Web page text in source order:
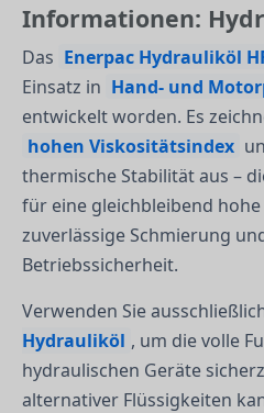
Informationen:
Das Enerpac Hydrauliköl
Einsatz in Hand- und
entwickelt worden. Es
hohen Viskositätsindex
thermische Stabilität aus –
für eine gleichbleibend
zuverlässige Schmierung
Betriebssicherheit.
Verwenden Sie
Hydrauliköl , um die volle
hydraulischen Geräte
alternativer Flüssigkeiten